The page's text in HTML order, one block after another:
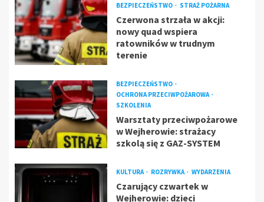
BEZPIECZEŃSTWO STRAŻ POŻARNA
Czerwona strzała w akcji:
nowy quad wspiera
ratowników w trudnym
terenie
BEZPIECZEŃSTWO
OCHRONA PRZECIWPOŻAROWA
SZKOLENIA
Warsztaty przeciwpożarowe
w Wejherowie: strażacy
szkolą się z GAZ-SYSTEM
KULTURA ROZRYWKA WYDARZENIA
Czarujący czwartek w
Wejherowie: dzieci